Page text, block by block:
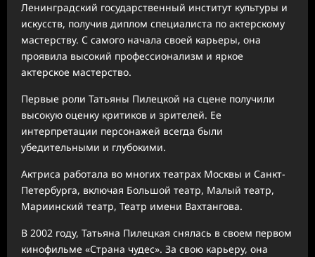
Ленинградский государственный институт культуры и
искусств, получив диплом специалиста по актерскому
мастерству. С самого начала своей карьеры, она
проявила высокий профессионализм и яркое
актерское мастерство.
Первые роли Татьяны Пилецкой на сцене получили
высокую оценку критиков и зрителей. Ее
интерпретации персонажей всегда были
убедительными и глубокими.
Актриса работала во многих театрах Москвы и Санкт-
Петербурга, включая Большой театр, Малый театр,
Мариинский театр, Театр имени Вахтангова.
В 2002 году, Татьяна Пилецкая снялась в своем первом
кинофильме «Страна чудес». За свою карьеру, она